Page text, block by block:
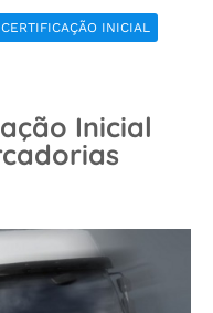
CERTIFICAÇÃO INICIAL
Inicial